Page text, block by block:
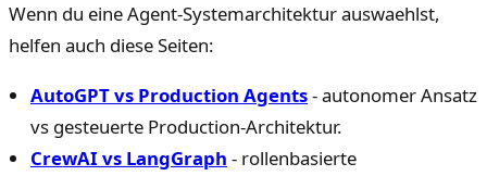
Wenn du eine Agent-Systemarchitektur auswaehlst,
helfen auch diese Seiten:
AutoGPT vs Production Agents- autonomer Ansatz
vs gesteuerte Production-Architektur.
CrewAI vs LangGraph - rollenbasierte